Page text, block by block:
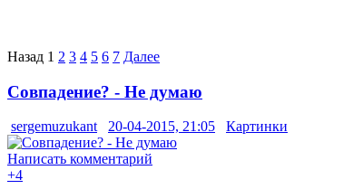
Назад 1 2 3 4 5 6 7 Далее
Совпадение? - Не думаю
sergemuzukant 20-04-2015, 21:05 Картинки
Написать комментарий
+4